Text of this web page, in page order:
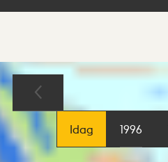
Karta
Idag 1996